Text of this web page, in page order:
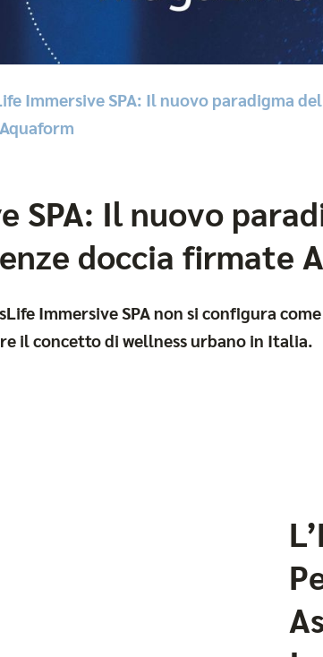
Immersive SPA: Il nuovo paradigma
SPA: Il nuovo
doccia firmate
Immersive SPA non si configura
il concetto di wellness urbano in Italia.